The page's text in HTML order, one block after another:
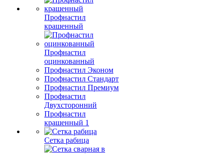
Профнастил
крашенный
Профнастил
оцинкованный
Профнастил Эконом
Профнастил Стандарт
Профнастил Премиум
Профнастил
Двухсторонний
Профнастил
крашенный 1
Сетка рабица